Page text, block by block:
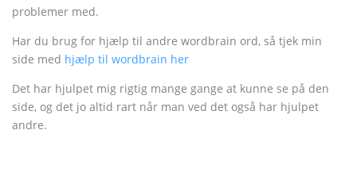
problemer med.
Har du brug for hjælp til andre wordbrain ord, så tjek min
side med hjælp til wordbrain her
Det har hjulpet mig rigtig mange gange at kunne se på den
side, og det jo altid rart når man ved det også har hjulpet
andre.